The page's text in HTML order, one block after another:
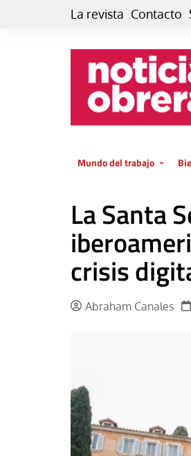
La revista Contacto
Mundo del trabajo
El trabajo es para la vida
GlobalizAcción
INFOR. Boletín
MMTC
Laboral
mundo
Radio — Mundo obrero hoy
Vidas precarias
La Santa
crisis
Abraham Canales